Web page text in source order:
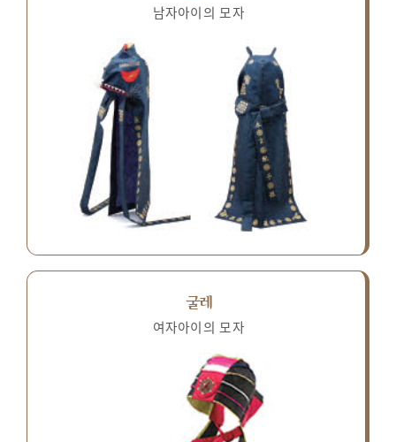
남자아이의 모자
굴레
여자아이의 모자